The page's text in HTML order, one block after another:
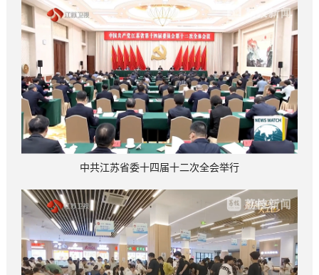
中共江苏省委十四届十二次全会举行